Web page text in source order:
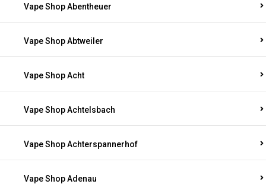
Vape Shop Abentheuer
Vape Shop Abtweiler
Vape Shop Acht
Vape Shop Achtelsbach
Vape Shop Achterspannerhof
Vape Shop Adenau